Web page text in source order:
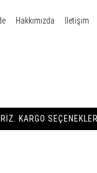
Hakkımızda İletişim
KARGO